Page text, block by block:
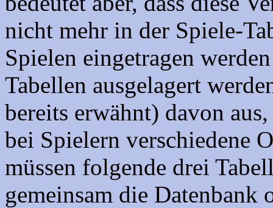
nicht mehr in der Spiele-
Spielen eingetragen
Tabellen ausgelagert
bereits erwähnt) davon
bei Spielern verschiedene
müssen folgende drei
gemeinsam die Datenbank